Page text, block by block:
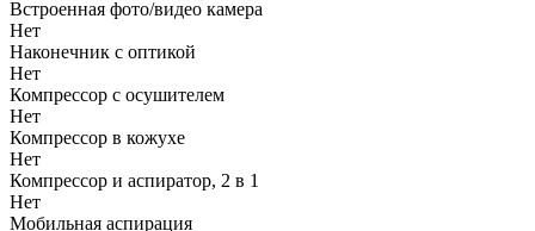
Встроенная фото/видео камера
Нет
Наконечник с оптикой
Нет
Компрессор с осушителем
Нет
Компрессор в кожухе
Нет
Компрессор и аспиратор, 2 в 1
Нет
Мобильная аспирация